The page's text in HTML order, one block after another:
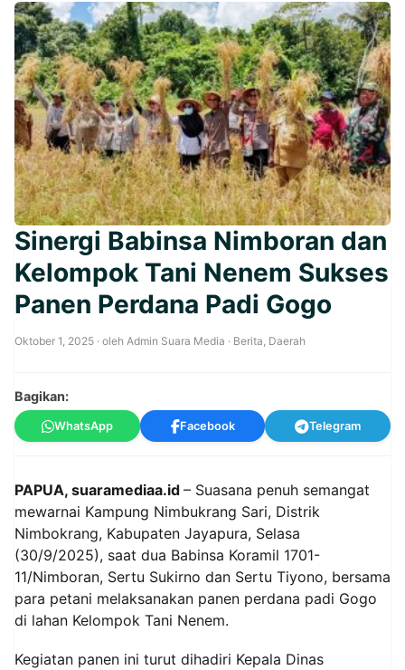
Sinergi Babinsa Nimboran dan
Kelompok Tani Nenem Sukses
Panen Perdana Padi Gogo
Oktober 1, 2025 · oleh Admin Suara Media · Berita, Daerah
Bagikan:
WhatsApp Facebook Telegram
PAPUA, suaramediaa.id – Suasana penuh semangat
mewarnai Kampung Nimbukrang Sari, Distrik
Nimbokrang, Kabupaten Jayapura, Selasa
(30/9/2025), saat dua Babinsa Koramil 1701-
11/Nimboran, Sertu Sukirno dan Sertu Tiyono, bersama
para petani melaksanakan panen perdana padi Gogo
di lahan Kelompok Tani Nenem.
Kegiatan panen ini turut dihadiri Kepala Dinas